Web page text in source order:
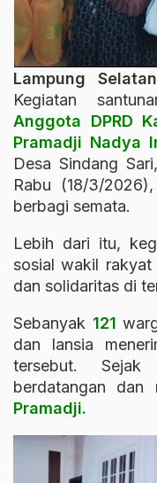
Lampung
Kegiatan
Anggota DPRD
Pramadji Nadya
Desa Sindang
Rabu (18/3/
berbagi semata.
Lebih dari itu,
sosial wakil rakyat
dan solidaritas di
Sebanyak 121
dan lansia
tersebut.
berdatangan dan
Pramadji.